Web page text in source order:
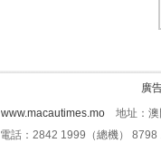
廣
www.macautimes.mo 地址：澳
電話：2842 1999（總機）